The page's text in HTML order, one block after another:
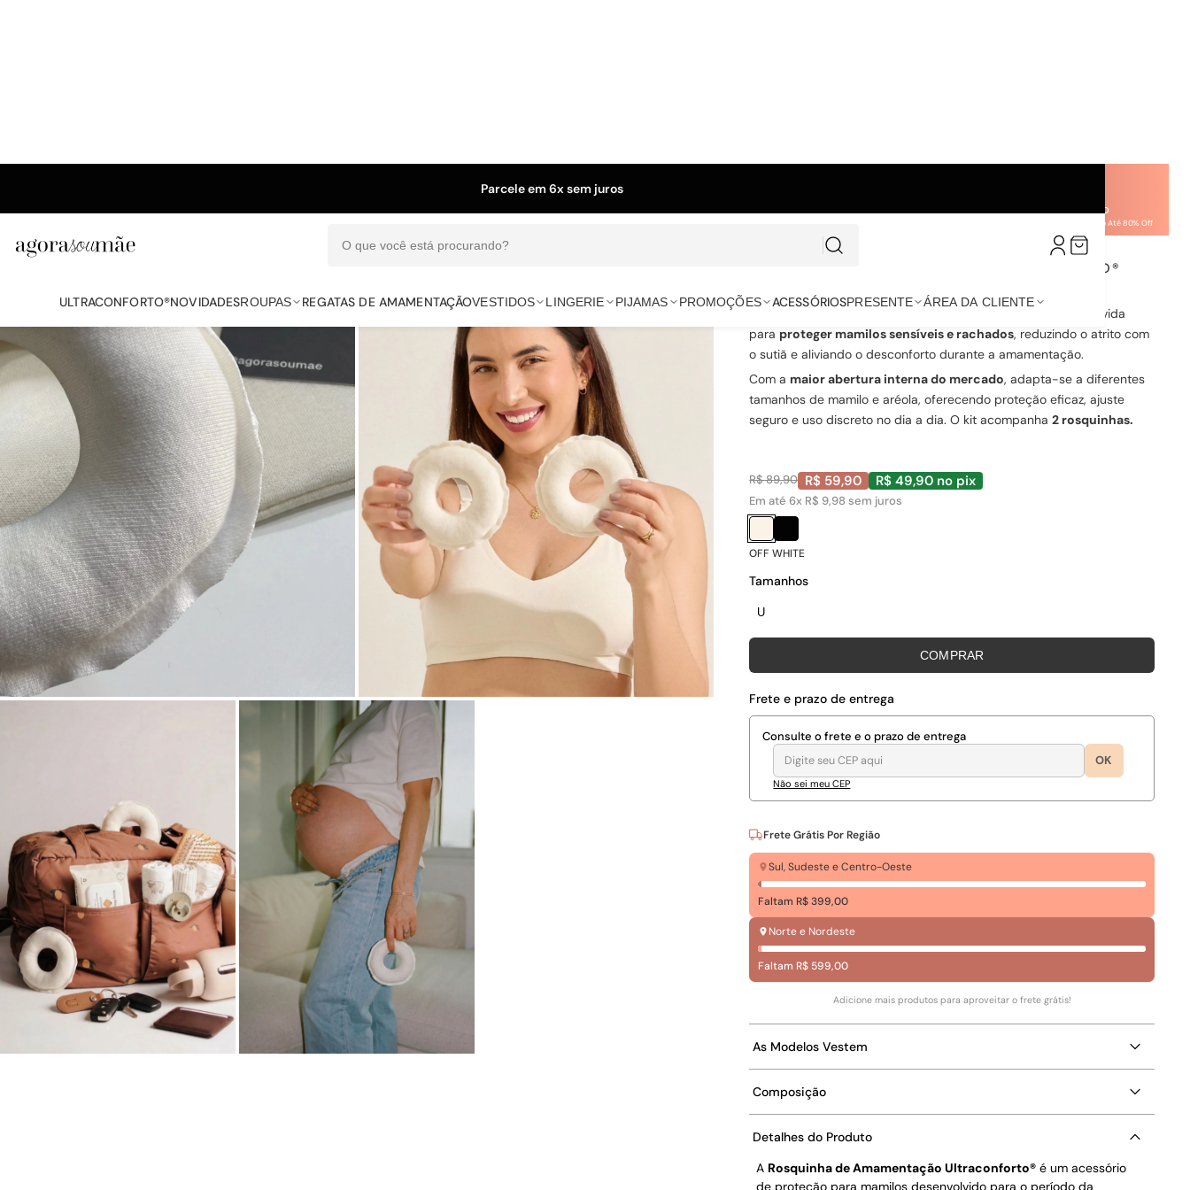
Parcele em 6x sem juros
O que você está procurando?
ULTRACONFORTO®NOVIDADESROUPAS REGATAS DE AMAMENTAÇÃOVESTIDOS LINGERIE PIJAMAS PROMOÇÕES ACESSÓRIOSPRESENTE ÁREA DA CLIENTE
PROCURAR
AGOSTO DOURADO
Mês da Gestante e Amamentação Até 80% Off
ROSQUINHA DE AMAMENTAÇÃO ULTRACONFORTO®
foi desenvolvida
para proteger mamilos sensíveis e rachados, reduzindo o atrito com
o sutiã e aliviando o desconforto durante a amamentação.
Com a maior abertura interna do mercado, adapta-se a diferentes
tamanhos de mamilo e aréola, oferecendo proteção eficaz, ajuste
seguro e uso discreto no dia a dia. O kit acompanha2 rosquinhas.
R$ 89,90 R$ 59,90 R$ 49,90 no pix
Em até 6x R$ 9,98 sem juros
OFF WHITE
Tamanhos
U
COMPRAR
Frete e prazo de entrega
Consulte o frete e o prazo de entrega
OK
Não sei meu CEP
Frete Grátis Por Região
Sul, Sudeste e Centro-Oeste
Faltam R$ 399,00
Norte e Nordeste
Faltam R$ 599,00
Adicione mais produtos para aproveitar o frete grátis!
As Modelos Vestem
Composição
Detalhes do Produto
A Rosquinha de Amamentação Ultraconforto® é um acessório
de proteção para mamilos desenvolvido para o período da